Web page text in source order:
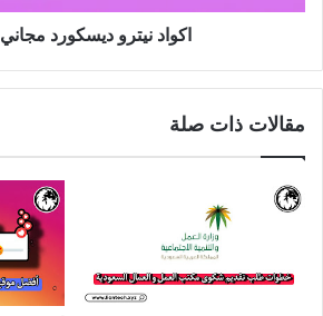
اكواد نيترو ديسكورد مجاني 2024
مقالات ذات صلة